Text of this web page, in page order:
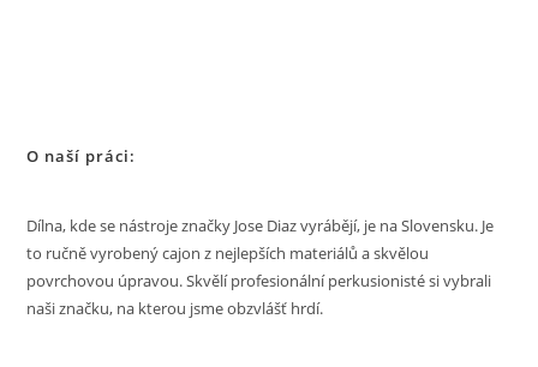
O naší práci:
Dílna, kde se nástroje značky Jose Diaz vyrábějí, je na Slovensku. Je
to ručně vyrobený cajon z nejlepších materiálů a skvělou
povrchovou úpravou. Skvělí profesionální perkusionisté si vybrali
naši značku, na kterou jsme obzvlášť hrdí.